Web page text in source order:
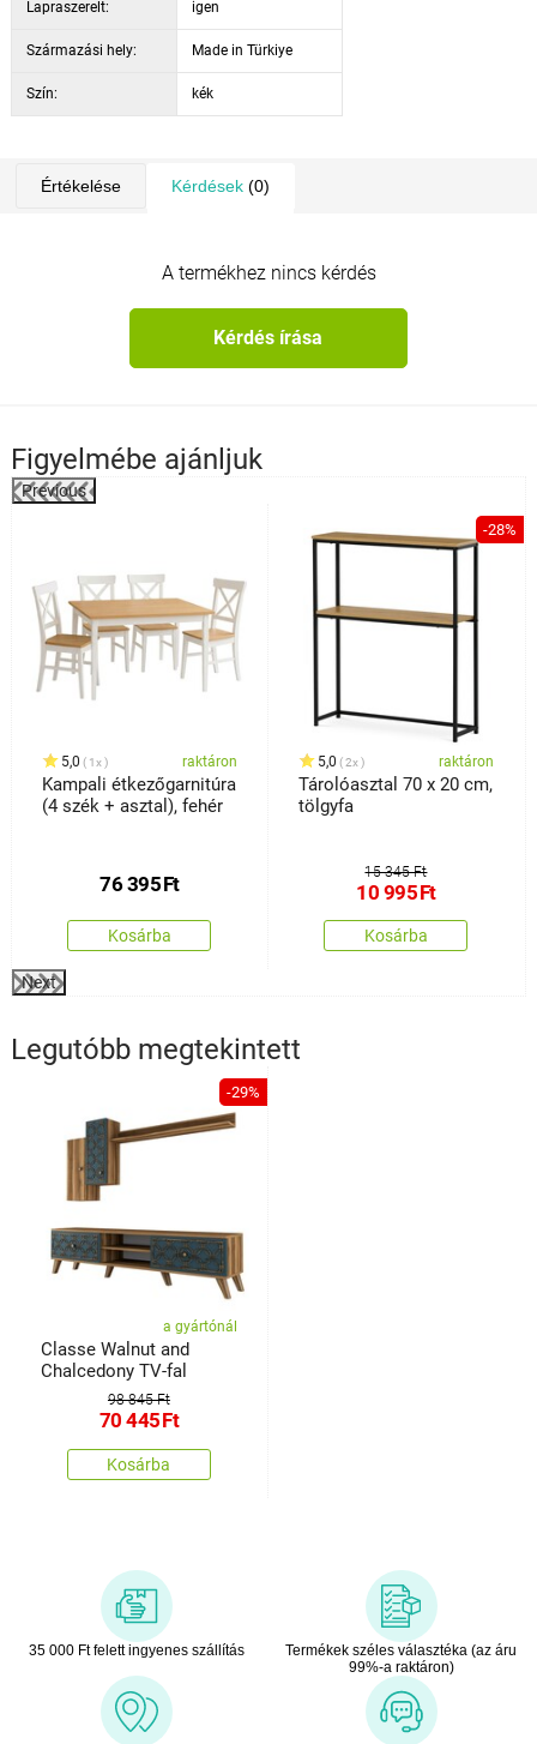
Lapraszerelt: igen
Származási hely: Made in Türkiye
Szín: kék
Értékelése Kérdések(0)
A termékhez nincs kérdés
Kérdés írása
Figyelmébe ajánljuk
Previous
5,0 1x raktáron
Kampali étkezőgarnitúra
(4 szék + asztal), fehér
76 395Ft
Kosárba
-28%
5,0 2x raktáron
Tárolóasztal 70 x 20 cm,
tölgyfa
15 345 Ft
10 995Ft
Kosárba
Next
Legutóbb megtekintett
-29%
a gyártónál
Classe Walnut and
Chalcedony TV-fal
98 845 Ft
70 445Ft
Kosárba
35 000 Ft felett ingyenes szállítás
Termékek széles választéka (az áru
99%-a raktáron)